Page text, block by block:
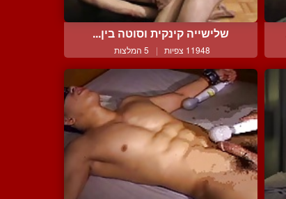
שלישייה קינקית וסוטה בין...
11948 צפיות | 5 המלצות